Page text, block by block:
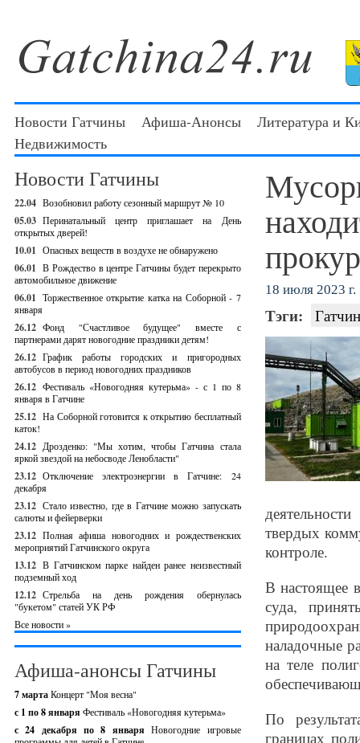
Новости Гатчины Афиша-Анонсы
Литература и
Недвижимость
Новости Гатчины
22.04 Возобновил работу сезонный маршрут № 10
05.03 Перинатальный центр приглашает на День
открытых дверей!
10.01 Опасных веществ в воздухе не обнаружено
06.01 В Рождество в центре Гатчины будет перекрыто
автомобильное движение
06.01 Торжественное открытие катка на Соборной - 7
января
26.12 Фонд "Счастливое будущее" вместе с
партнерами дарят новогодние праздники детям!
26.12 График работы городских и пригородных
автобусов в период новогодних праздников
26.12 Фестиваль «Новогодняя кутерьма» - с 1 по 8
января в Гатчине
25.12 На Соборной готовится к открытию бесплатный
каток!
24.12 Дрозденко: "Мы хотим, чтобы Гатчина стала
яркой звездой на небосводе Ленобласти"
23.12 Отключение электроэнергии в Гатчине: 24
декабря
23.12 Стало известно, где в Гатчине можно запускать
салюты и фейерверки
23.12 Полная афиша новогодних и рождественских
мероприятий Гатчинского округа
13.12 В Гатчинском парке найден ранее неизвестный
подземный ход
12.12 Стрельба на день рождения обернулась
"букетом" статей УК РФ
Все новости »
Афиша-анонсы Гатчины
7 мартаКонцерт "Моя весна"
с 1 по 8 января Фестиваль «Новогодняя кутерьма»
с 24 декабря по 8 январяНовогодние игровые
18 июля 2023 г.
Тэги:
твердых
контроле.
В настоящее
суда,
наладочные
на теле
По
границах